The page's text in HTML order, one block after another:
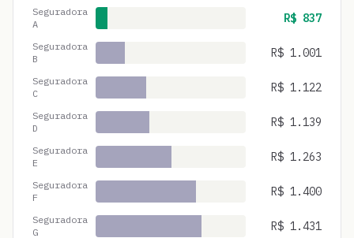
Seguradora
A
R$ 837
Seguradora
B
R$ 1.001
Seguradora
C
R$ 1.122
Seguradora
D
R$ 1.139
Seguradora
E
R$ 1.263
Seguradora
F
R$ 1.400
Seguradora
G
R$ 1.431